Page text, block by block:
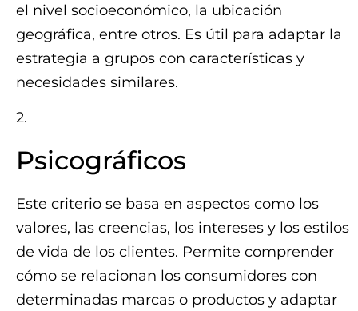
el nivel socioeconómico, la ubicación
geográfica, entre otros. Es útil para adaptar la
estrategia a grupos con características y
necesidades similares.
2.
Psicográficos
Este criterio se basa en aspectos como los
valores, las creencias, los intereses y los estilos
de vida de los clientes. Permite comprender
cómo se relacionan los consumidores con
determinadas marcas o productos y adaptar